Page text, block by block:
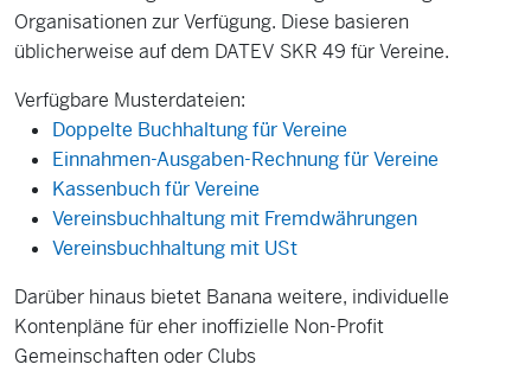
Organisationen zur Verfügung. Diese basieren
üblicherweise auf dem DATEV SKR 49 für Vereine.
Verfügbare Musterdateien:
Doppelte Buchhaltung für Vereine
Einnahmen-Ausgaben-Rechnung für Vereine
Kassenbuch für Vereine
Vereinsbuchhaltung mit Fremdwährungen
Vereinsbuchhaltung mit USt
Darüber hinaus bietet Banana weitere, individuelle
Kontenpläne für eher inoffizielle Non-Profit
Gemeinschaften oder Clubs